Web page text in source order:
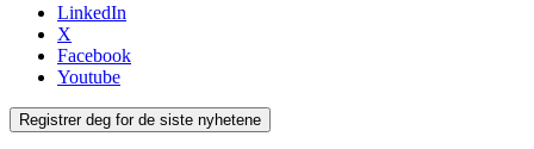
LinkedIn
X
Facebook
Youtube
Registrer deg for de siste nyhetene